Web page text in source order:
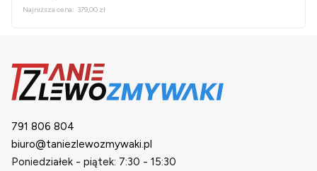
Najniższa cena: 379,00 zł
791 806 804
biuro@taniezlewozmywaki.pl
Poniedziałek - piątek: 7:30 - 15:30